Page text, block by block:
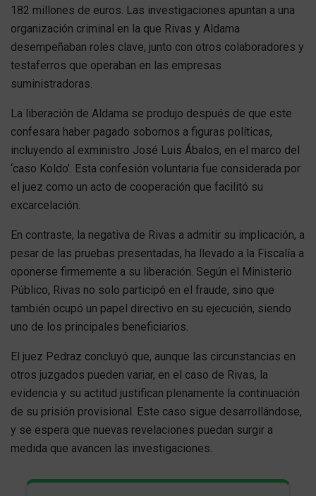
182 millones de euros. Las investigaciones apuntan a una
organización criminal en la que Rivas y Aldama
desempeñaban roles clave, junto con otros colaboradores y
testaferros que operaban en las empresas
suministradoras.
La liberación de Aldama se produjo después de que este
confesara haber pagado sobornos a figuras políticas,
incluyendo al exministro José Luis Ábalos, en el marco del
‘caso Koldo’. Esta confesión voluntaria fue considerada por
el juez como un acto de cooperación que facilitó su
excarcelación.
En contraste, la negativa de Rivas a admitir su implicación, a
pesar de las pruebas presentadas, ha llevado a la Fiscalía a
oponerse firmemente a su liberación. Según el Ministerio
Público, Rivas no solo participó en el fraude, sino que
también ocupó un papel directivo en su ejecución, siendo
uno de los principales beneficiarios.
El juez Pedraz concluyó que, aunque las circunstancias en
otros juzgados pueden variar, en el caso de Rivas, la
evidencia y su actitud justifican plenamente la continuación
de su prisión provisional. Este caso sigue desarrollándose,
y se espera que nuevas revelaciones puedan surgir a
medida que avancen las investigaciones.